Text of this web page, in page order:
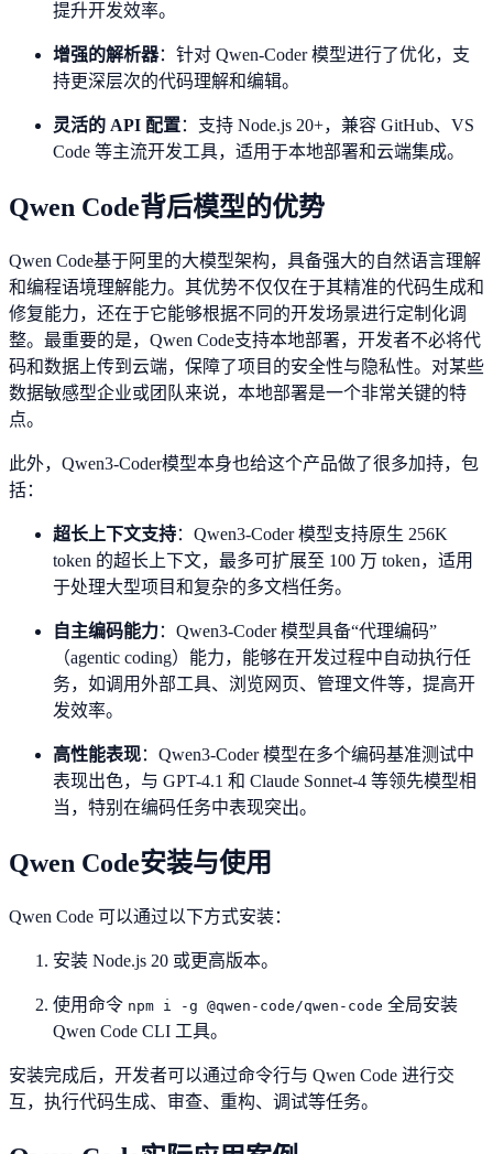
提升开发效率。
增强的解析器：针对 Qwen-Coder 模型进行了优化，支
持更深层次的代码理解和编辑。
灵活的 API 配置：支持 Node.js 20+，兼容 GitHub、VS
Code 等主流开发工具，适用于本地部署和云端集成。
Qwen Code背后模型的优势
Qwen Code基于阿里的大模型架构，具备强大的自然语言理解
和编程语境理解能力。其优势不仅仅在于其精准的代码生成和
修复能力，还在于它能够根据不同的开发场景进行定制化调
整。最重要的是，Qwen Code支持本地部署，开发者不必将代
码和数据上传到云端，保障了项目的安全性与隐私性。对某些
数据敏感型企业或团队来说，本地部署是一个非常关键的特
点。
此外，Qwen3-Coder模型本身也给这个产品做了很多加持，包
括：
超长上下文支持：Qwen3-Coder 模型支持原生 256K
token 的超长上下文，最多可扩展至 100 万 token，适用
于处理大型项目和复杂的多文档任务。
自主编码能力：Qwen3-Coder 模型具备“代理编码”
（agentic coding）能力，能够在开发过程中自动执行任
务，如调用外部工具、浏览网页、管理文件等，提高开
发效率。
高性能表现：Qwen3-Coder 模型在多个编码基准测试中
表现出色，与 GPT-4.1 和 Claude Sonnet-4 等领先模型相
当，特别在编码任务中表现突出。
Qwen Code安装与使用
Qwen Code 可以通过以下方式安装：
安装 Node.js 20 或更高版本。
使用命令 npm i -g @qwen-code/qwen-code 全局安装
Qwen Code CLI 工具。
安装完成后，开发者可以通过命令行与 Qwen Code 进行交
互，执行代码生成、审查、重构、调试等任务。